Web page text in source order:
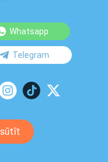
Whatsapp
Telegram